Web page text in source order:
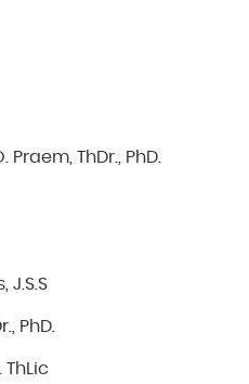
ThDr., PhD.
J.S.S
PhD.
ThLic